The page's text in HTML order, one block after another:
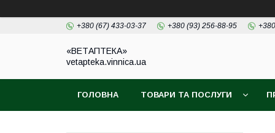
+380 (67) 433-03-37 +380 (93) 256-88-95
«ВЕТАПТЕКА»
vetapteka.vinnica.ua
ГОЛОВНА ТОВАРИ ТА ПОСЛУГИ